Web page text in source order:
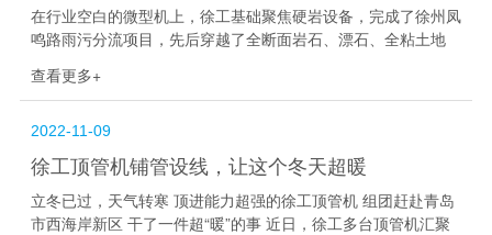
在行业空白的微型机上，徐工基础聚焦硬岩设备，完成了徐州凤
鸣路雨污分流项目，先后穿越了全断面岩石、漂石、全粘土地
型顶管单顶段极端复杂地层施工...
查看更多+
2022-11-09
徐工顶管机铺管设线，让这个冬天超暖
立冬已过，天气转寒 顶进能力超强的徐工顶管机 组团赶赴青岛
市西海岸新区 干了一件超“暖”的事 近日，徐工多台顶管机汇聚